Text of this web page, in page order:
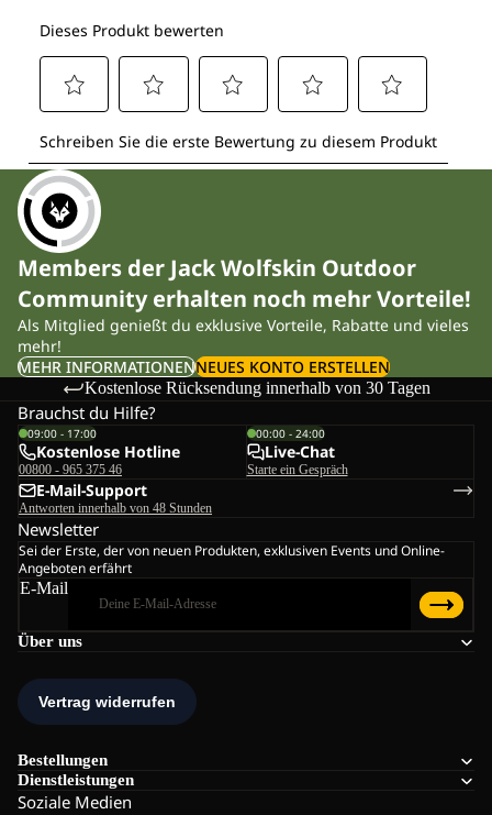
Members der Jack Wolfskin Outdoor
Community erhalten noch mehr Vorteile!
Als Mitglied genießt du exklusive Vorteile, Rabatte und vieles
mehr!
MEHR INFORMATIONENNEUES KONTO ERSTELLEN
Kostenlose Rücksendung innerhalb von 30 Tagen
Über uns
Bestellungen
Dienstleistungen
Soziale Medien
Brauchst du Hilfe?
09:00 - 17:00
Kostenlose Hotline
00800 - 965 375 46
00:00 - 24:00
Live-Chat
Starte ein Gespräch
E-Mail-Support
Antworten innerhalb von 48 Stunden
Newsletter
Sei der Erste, der von neuen Produkten, exklusiven Events und Online-
Angeboten erfährt
E-Mail